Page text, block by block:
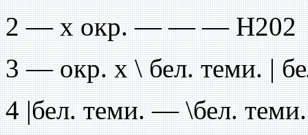
2 — х окр. — — — Н202
3 — окр. х \ бел. теми. |
4 |бел. теми. — \бел.